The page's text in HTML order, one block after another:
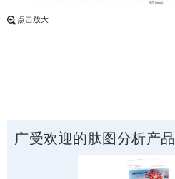
点击放大
广受欢迎的肽图分析产品